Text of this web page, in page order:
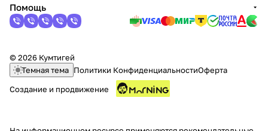
Помощь
© 2026 Кумтигей
Темная тема Политики КонфиденциальностиОферта
Создание и продвижение